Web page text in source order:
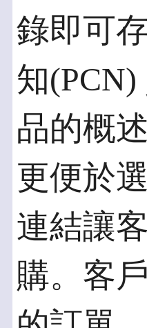
錄即可
知
品的概
更便於
連結讓
購。客